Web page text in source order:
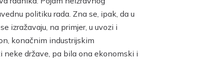
politiku rada. Zna se, ipak, da u
izražavaju, na primjer, u uvozi i
konačnim industrijskim
države, pa bila ona ekonomski i